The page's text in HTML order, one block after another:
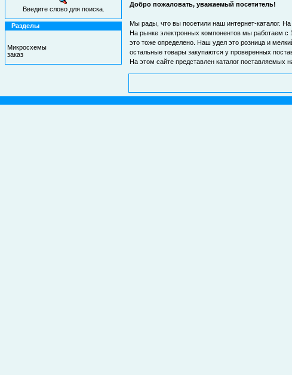
Введите слово для поиска.
Разделы
Микросхемы
заказ
Добро пожаловать, уважаемый посетитель!
Мы рады, что вы посетили наш интернет-каталог.
На рынке электронных компонентов мы работаем с
это тоже определено. Наш удел это розница и
остальные товары закупаются у проверенных
На этом сайте представлен каталог поставляемых